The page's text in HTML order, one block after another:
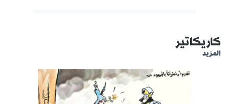
كاريكاتير
المزيد